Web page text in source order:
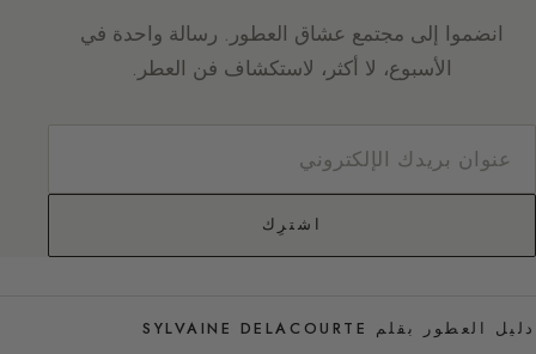
انضموا إلى مجتمع عشاق العطور. رسالة واحدة في
الأسبوع، لا أكثر، لاستكشاف فن العطر.
اشترِك
دليل العطور بقلم SYLVAINE DELACOURTE